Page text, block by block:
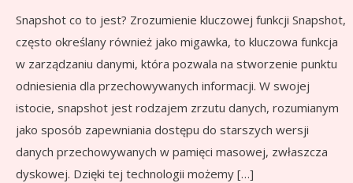
Snapshot co to jest? Zrozumienie kluczowej funkcji Snapshot,
często określany również jako migawka, to kluczowa funkcja
w zarządzaniu danymi, która pozwala na stworzenie punktu
odniesienia dla przechowywanych informacji. W swojej
istocie, snapshot jest rodzajem zrzutu danych, rozumianym
jako sposób zapewniania dostępu do starszych wersji
danych przechowywanych w pamięci masowej, zwłaszcza
dyskowej. Dzięki tej technologii możemy […]